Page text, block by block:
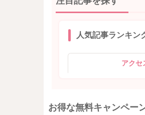
人気記事ランキン
アクセ
お得な無料キャンペー